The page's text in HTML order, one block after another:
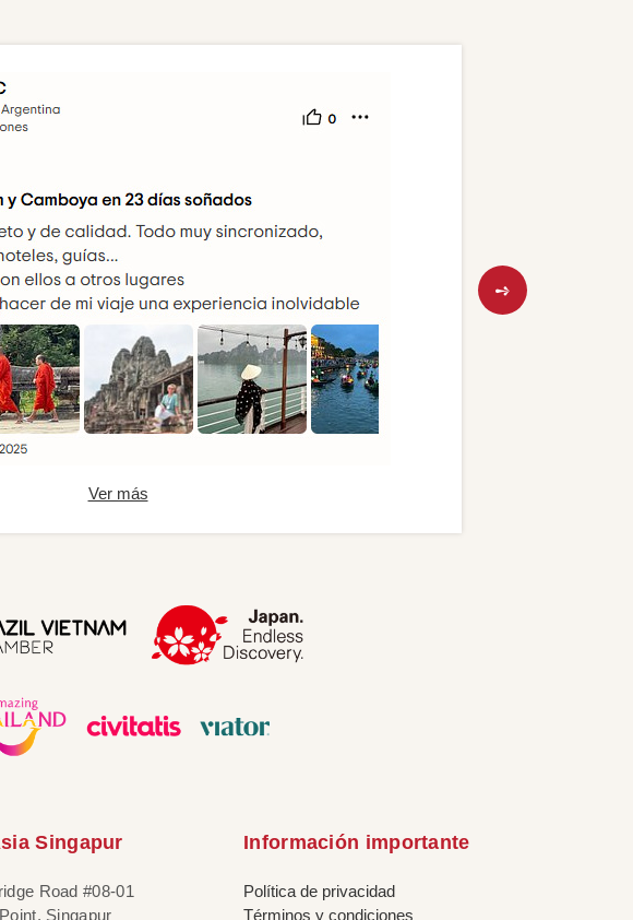
Ver más
Singapur
Road #08-01
Singapur
Información importante
Política de privacidad
Términos y condiciones